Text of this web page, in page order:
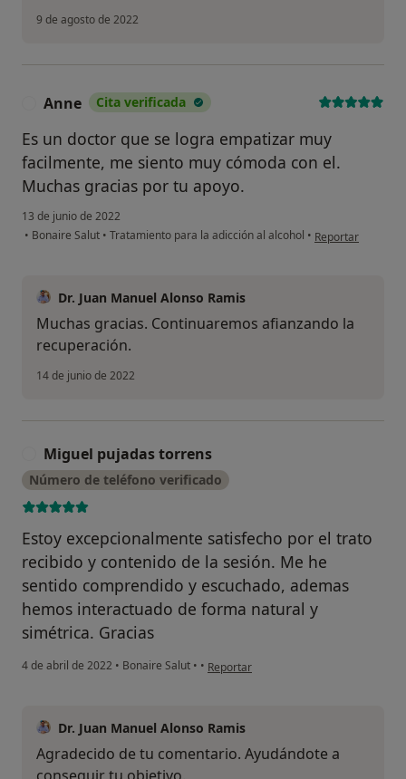
9 de agosto de 2022
Anne Cita verificada
Es un doctor que se logra empatizar muy
facilmente, me siento muy cómoda con el.
Muchas gracias por tu apoyo.
13 de junio de 2022
• Bonaire Salut • Tratamiento para la adicción al alcohol • en opinión del
Reportar
Dr. Juan Manuel Alonso Ramis
Muchas gracias. Continuaremos afianzando la
recuperación.
14 de junio de 2022
Miguel pujadas torrens
Número de teléfono verificado
Estoy excepcionalmente satisfecho por el trato
recibido y contenido de la sesión. Me he
sentido comprendido y escuchado, ademas
hemos interactuado de forma natural y
simétrica. Gracias
4 de abril de 2022 • Bonaire Salut • • en opinión del usuario Miguel pujadas
Reportar
Dr. Juan Manuel Alonso Ramis
Agradecido de tu comentario. Ayudándote a